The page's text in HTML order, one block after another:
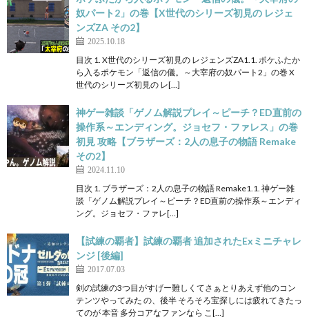
奴パート2」の巻【X世代のシリーズ初見の レジェ
ンズZA その2】
2025.10.18
目次 1. X世代のシリーズ初見の レジェンズZA1.1. ポケふたか
ら入るポケモン「返信の儀。～大宰府の奴パート2」の巻 X
世代のシリーズ初見の レ[…]
神ゲー雑談「ゲノム解説プレイ～ピーチ？ED直前の
操作系～エンディング。ジョセフ・ファレス」の巻
初見 攻略【ブラザーズ：2人の息子の物語 Remake
その2】
2024.11.10
目次 1. ブラザーズ：2人の息子の物語 Remake1.1. 神ゲー雑
談「ゲノム解説プレイ～ピーチ？ED直前の操作系～エンディ
ング。ジョセフ・ファレ[…]
【試練の覇者】試練の覇者 追加されたExミニチャレ
ンジ [後編]
2017.07.03
剣の試練の3つ目がすげー難しくてさぁとりあえず他のコン
テンツやってみた の、後半 そろそろ宝探しには疲れてきたっ
てのが 本音 多分コアなファンなら こ[…]